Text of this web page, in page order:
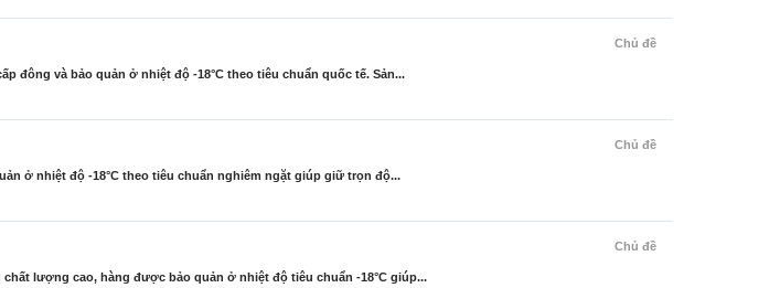
Chủ đề
đông và bảo quản ở nhiệt độ -18°C theo tiêu chuẩn quốc tế. Sản...
Chủ đề
ở nhiệt độ -18°C theo tiêu chuẩn nghiêm ngặt giúp giữ trọn độ...
Chủ đề
chất lượng cao, hàng được bảo quản ở nhiệt độ tiêu chuẩn -18°C giúp...